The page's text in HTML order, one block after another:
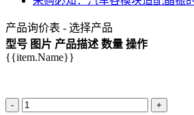
产品询价表 - 选择产品
型号 图片 产品描述 数量 操作
{{item.Name}}
- +